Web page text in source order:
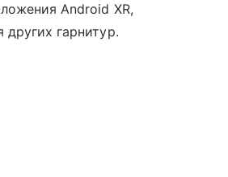
Android XR,
других гарнитур.